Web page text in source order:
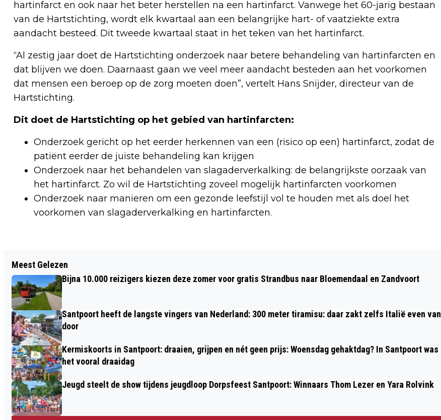
hartinfarct en ook naar het beter herstellen na een hartinfarct. Vanwege het 60-jarig bestaan
van de Hartstichting, wordt elk kwartaal aan een belangrijke hart- of vaatziekte extra
aandacht besteed. Dit tweede kwartaal staat in het teken van het hartinfarct.
“Al zestig jaar doet de Hartstichting onderzoek naar betere behandeling van hartinfarcten en
dat blijven we doen. Daarnaast gaan we veel meer aandacht besteden aan het voorkomen
dat mensen een beroep op de zorg moeten doen”, vertelt Hans Snijder, directeur van de
Hartstichting.
Dit doet de Hartstichting op het gebied van hartinfarcten:
Onderzoek gericht op het eerder herkennen van een (risico op een) hartinfarct, zodat de
patiënt eerder de juiste behandeling kan krijgen
Onderzoek naar het behandelen van slagaderverkalking: de belangrijkste oorzaak van
het hartinfarct. Zo wil de Hartstichting zoveel mogelijk hartinfarcten voorkomen
Onderzoek naar manieren om een gezonde leefstijl vol te houden met als doel het
voorkomen van slagaderverkalking en hartinfarcten.
INTERNET- EN ANDERE VORMEN
OPLICHTING: MAAK HET ZE NIET TE
MAKKELIJK!
MAAR… OUDE LIEFDE ROEST NIET
Meest Gelezen
Bijna 10.000 reizigers kiezen deze zomer voor gratis Strandbus naar Bloemendaal en Zandvoort
Santpoort heeft de langste vingers van Nederland: 300 meter tiramisu: daar zakt zelfs Italië even van
door
Kermiskoorts in Santpoort: draaien, grijpen en nét geen prijs: Woensdag gehaktdag? In Santpoort was
het vooral draaidag
Jeugd steelt de show tijdens jeugdloop Dorpsfeest Santpoort: Winnaars Thom Lezer en Yara Rolvink